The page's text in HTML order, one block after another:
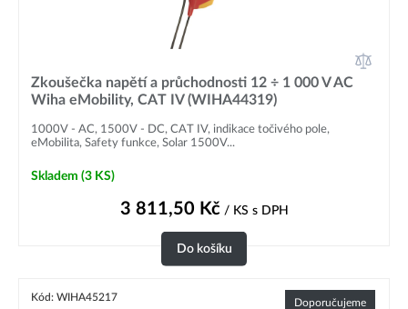
Zkoušečka napětí a průchodnosti 12 ÷ 1 000 V AC
Wiha eMobility, CAT IV (WIHA44319)
1000V - AC, 1500V - DC, CAT IV, indikace točivého pole,
eMobilita, Safety funkce, Solar 1500V...
Skladem (3 KS)
3 811,50 Kč/ KS s DPH
Do košíku
Kód: WIHA45217 Doporučujeme